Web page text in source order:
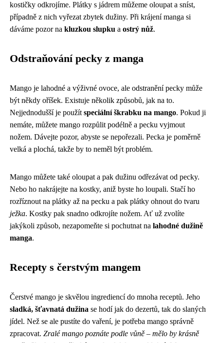
kostičky odkrojíme. Plátky s jádrem můžeme oloupat a sníst,
případně z nich vyřezat zbytek dužiny. Při krájení manga si
dáváme pozor na kluzkou slupku a ostrý nůž.
Odstraňování pecky z manga
Mango je lahodné a výživné ovoce, ale odstranění pecky může
být někdy oříšek. Existuje několik způsobů, jak na to.
Nejjednodušší je použít speciální škrabku na mango. Pokud ji
nemáte, můžete mango rozpůlit podélně a pecku vyjmout
nožem. Dávejte pozor, abyste se nepořezali. Pecka je poměrně
velká a plochá, takže by to neměl být problém.
Mango můžete také oloupat a pak dužinu odřezávat od pecky.
Nebo ho nakrájejte na kostky, aniž byste ho loupali. Stačí ho
rozříznout na plátky až na pecku a pak plátky ohnout do tvaru
ježka. Kostky pak snadno odkrojíte nožem. Ať už zvolíte
jakýkoli způsob, nezapomeňte si pochutnat na lahodné dužině
manga.
Recepty s čerstvým mangem
Čerstvé mango je skvělou ingrediencí do mnoha receptů. Jeho
sladká, šťavnatá dužina se hodí jak do dezertů, tak do slaných
jídel. Než se ale pustíte do vaření, je potřeba mango správně
zpracovat. Zralé mango poznáte podle vůně – mělo by krásně